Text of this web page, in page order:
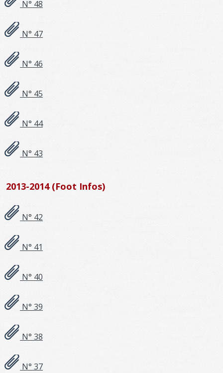
N° 48
N° 47
N° 46
N° 45
N° 44
N° 43
2013-2014 (Foot Infos)
N° 42
N° 41
N° 40
N° 39
N° 38
N° 37